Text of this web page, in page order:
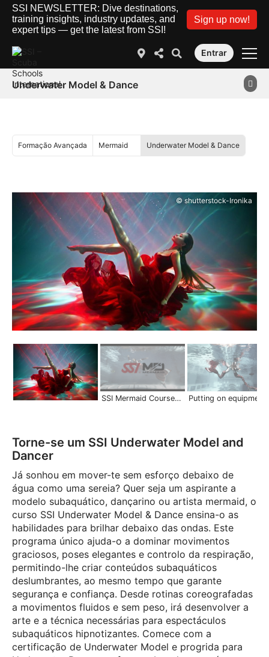
SSI NEWSLETTER: Dive destinations,
training insights, industry updates, and
expert tips — get the latest from SSI!
Sign up now!
Entrar
Underwater Model & Dance
Formação Avançada Mermaid Underwater Model & Dance
© shutterstock-Ironika
SSI Mermaid Courses | Scuba Schools International
Torne-se um SSI Underwater Model and
Dancer
Já sonhou em mover-te sem esforço debaixo de
água como uma sereia? Quer seja um aspirante a
modelo subaquático, dançarino ou artista mermaid, o
curso SSI Underwater Model & Dance ensina-o as
habilidades para brilhar debaixo das ondas. Este
programa único ajuda-o a dominar movimentos
graciosos, poses elegantes e controlo da respiração,
permitindo-lhe criar conteúdos subaquáticos
deslumbrantes, ao mesmo tempo que garante
segurança e confiança. Desde rotinas coreografadas
a movimentos fluidos e sem peso, irá desenvolver a
arte e a técnica necessárias para espectáculos
subaquáticos hipnotizantes. Comece com a
certificação de Underwater Model e progrida para